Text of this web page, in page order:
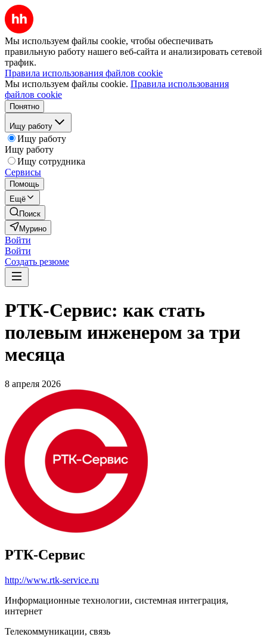
Мы используем файлы cookie, чтобы обеспечивать
правильную работу нашего веб-сайта и анализировать сетевой
трафик.
Правила использования файлов cookie
Мы используем файлы cookie. Правила использования
файлов cookie
Понятно
Ищу работу
Ищу работу
Ищу работу
Ищу сотрудника
Сервисы
Помощь
Ещё
Поиск
Мурино
Войти
Войти
Создать резюме
РТК-Сервис: как стать
полевым инженером за три
месяца
8 апреля 2026
РТК-Сервис
http://www.rtk-service.ru
Информационные технологии, системная интеграция,
интернет
Телекоммуникации, связь